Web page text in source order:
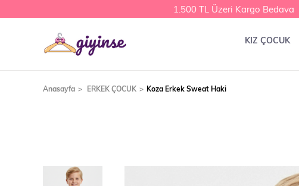
1.500 TL Üzeri Kargo Bedava
KIZ ÇOCUK
Anasayfa ERKEK ÇOCUK Koza Erkek Sweat Haki